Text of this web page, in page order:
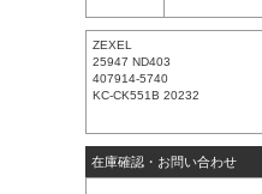
ZEXEL
25947 ND403
407914-5740
KC-CK551B 20232
在庫確認・お問い合わせ